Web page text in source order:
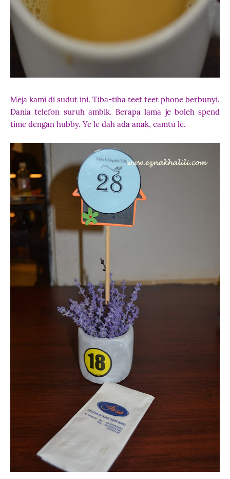
Meja kami di sudut ini. Tiba-tiba teet teet phone berbunyi.
Dania telefon suruh ambik. Berapa lama je boleh spend
time dengan hubby. Ye le dah ada anak, camtu le.